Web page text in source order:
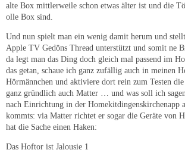
alte Box mittlerweile schon etwas älter ist und die
olle Box sind.
Und nun spielt man ein wenig damit herum und stellt
Apple TV Gedöns Thread unterstützt und somit ne
da legt man das Ding doch gleich mal passend im
das getan, schaue ich ganz zufällig auch in meinen
Hörmännchen und aktiviere dort rein zum Testen
ganz gründlich auch Matter … und was soll ich
nach Einrichtung in der
kommts: via Matter richtet er sogar die Geräte von
hat die Sache einen Haken:
Das Hoftor ist Jalousie 1